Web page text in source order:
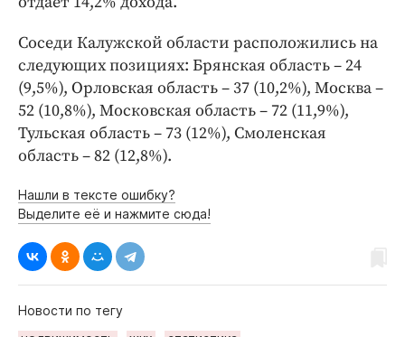
Соседи Калужской области расположились на
следующих позициях: Брянская область – 24
(9,5%), Орловская область – 37 (10,2%), Москва –
52 (10,8%), Московская область – 72 (11,9%),
Тульская область – 73 (12%), Смоленская
область – 82 (12,8%).
Нашли в тексте ошибку?
Выделите её и нажмите сюда!
Новости по тегу